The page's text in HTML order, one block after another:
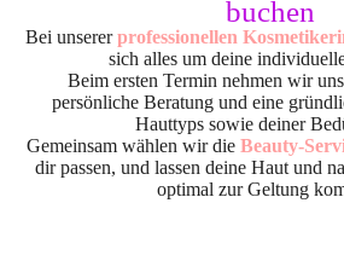
buchen
Bei unsererprofessionellen
sich alles um deine
Beim ersten Termin nehmen wir
persönliche Beratung und eine
Hauttyps sowie deiner
Gemeinsam wählen wir die Beauty-
dir passen, und lassen deine Haut und
optimal zur Geltung